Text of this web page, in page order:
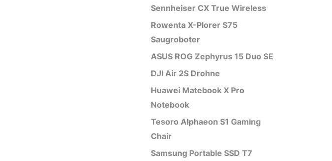
Sennheiser CX True Wireless
Rowenta X-Plorer S75
Saugroboter
ASUS ROG Zephyrus 15 Duo SE
DJI Air 2S Drohne
Huawei Matebook X Pro
Notebook
Tesoro Alphaeon S1 Gaming
Chair
Samsung Portable SSD T7